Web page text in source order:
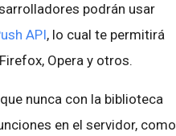
podrán usar
API, lo cual te permitirá
Opera y otros.
nunca con la biblioteca
en el servidor, como